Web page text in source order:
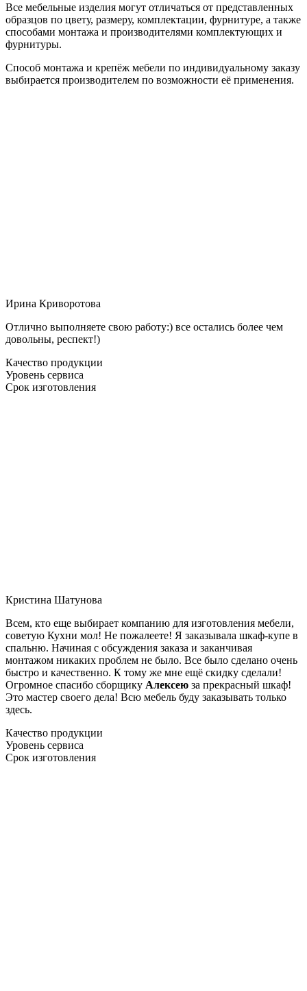
Все мебельные изделия могут отличаться от представленных
образцов по цвету, размеру, комплектации, фурнитуре, а также
способами монтажа и производителями комплектующих и
фурнитуры.
Способ монтажа и крепёж мебели по индивидуальному заказу
выбирается производителем по возможности её применения.
Ирина Криворотова
Отлично выполняете свою работу:) все остались более чем
довольны, респект!)
Качество продукции
Уровень сервиса
Срок изготовления
Кристина Шатунова
Всем, кто еще выбирает компанию для изготовления мебели,
советую Кухни мол! Не пожалеете! Я заказывала шкаф-купе в
спальню. Начиная с обсуждения заказа и заканчивая
монтажом никаких проблем не было. Все было сделано очень
быстро и качественно. К тому же мне ещё скидку сделали!
Огромное спасибо сборщику Алексею за прекрасный шкаф!
Это мастер своего дела! Всю мебель буду заказывать только
здесь.
Качество продукции
Уровень сервиса
Срок изготовления